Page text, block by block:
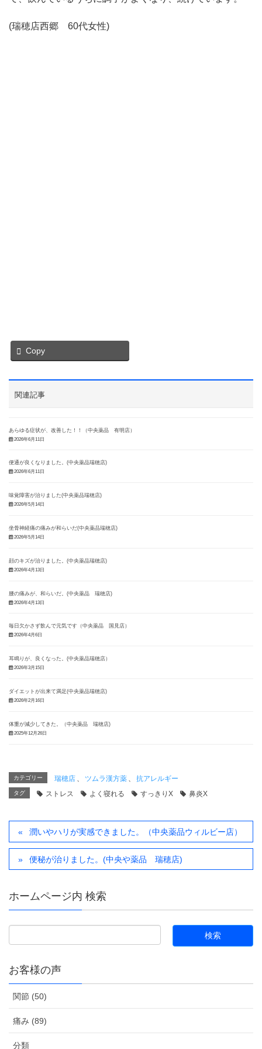
(瑞穂店西郷 60代女性)
Copy
関連記事
あらゆる症状が、改善した！！（中央薬品 有明店）
2026年6月11日
便通が良くなりました。(中央薬品瑞穂店)
2026年6月11日
味覚障害が治りました(中央薬品瑞穂店)
2026年5月14日
坐骨神経痛の痛みが和らいだ(中央薬品瑞穂店)
2026年5月14日
顔のキズが治りました。(中央薬品瑞穂店)
2026年4月13日
腰の痛みが、和らいだ。(中央薬品 瑞穂店)
2026年4月13日
毎日欠かさず飲んで元気です（中央薬品 国見店）
2026年4月6日
耳鳴りが、良くなった。(中央薬品瑞穂店）
2026年3月15日
ダイエットが出来て満足(中央薬品瑞穂店)
2026年2月16日
体重が減少してきた。（中央薬品 瑞穂店)
2025年12月26日
カテゴリー 瑞穂店 ツムラ漢方薬 抗アレルギー
タグ ストレス よく寝れる すっきりX 鼻炎X
潤いやハリが実感できました。（中央薬品ウィルビー店）
便秘が治りました。(中央や薬品 瑞穂店)
ホームページ内 検索
お客様の声
関節 (50)
痛み (89)
分類